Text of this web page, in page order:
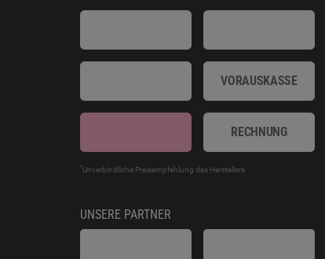
VORAUSKASSE
RECHNUNG
*Unverbindliche Preisempfehlung des Herstellers
UNSERE PARTNER